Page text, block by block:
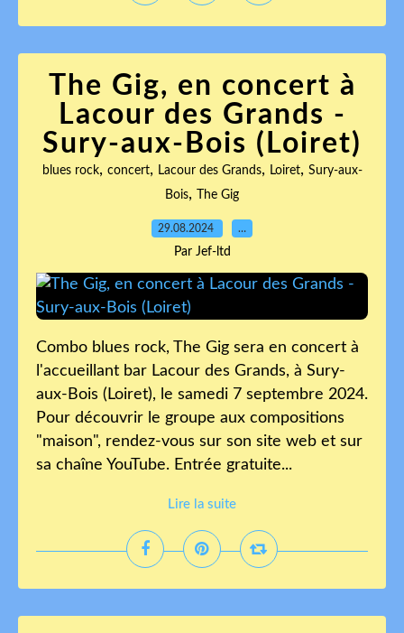
The Gig, en concert à
Lacour des Grands -
Sury-aux-Bois (Loiret)
blues rock, concert, Lacour des Grands, Loiret, Sury-aux-
Bois, The Gig
29.08.2024 …
Par Jef-ltd
Combo blues rock, The Gig sera en concert à
l'accueillant bar Lacour des Grands, à Sury-
aux-Bois (Loiret), le samedi 7 septembre 2024.
Pour découvrir le groupe aux compositions
"maison", rendez-vous sur son site web et sur
sa chaîne YouTube. Entrée gratuite...
Lire la suite